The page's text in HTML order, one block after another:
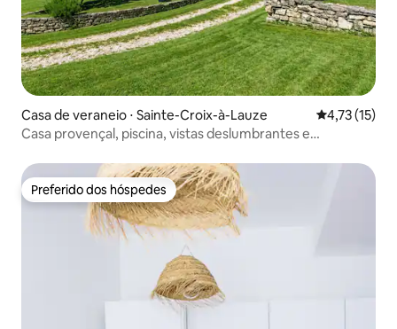
Casa de veraneio ⋅ Sainte-Croix-à-Lauze 4,73 de uma
4,73 (15)
Casa provençal, piscina, vistas deslumbrantes e
Preferido dos hóspedes
Preferido dos hóspedes